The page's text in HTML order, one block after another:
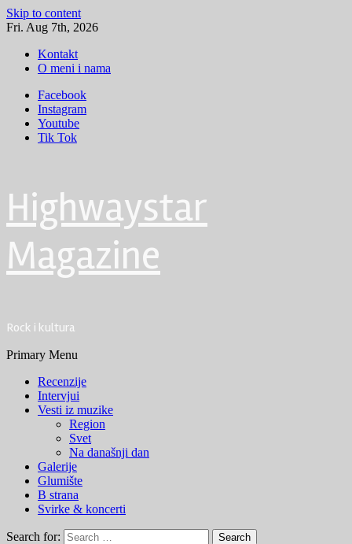
Skip to content
Fri. Aug 7th, 2026
Kontakt
O meni i nama
Facebook
Instagram
Youtube
Tik Tok
Highwaystar
Magazine
Rock i kultura
Primary Menu
Recenzije
Intervjui
Vesti iz muzike
Region
Svet
Na današnji dan
Galerije
Glumište
B strana
Svirke & koncerti
Search for: